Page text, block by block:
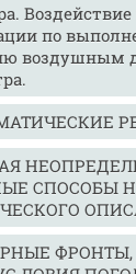
по
воздушным
СПОСОБЫ